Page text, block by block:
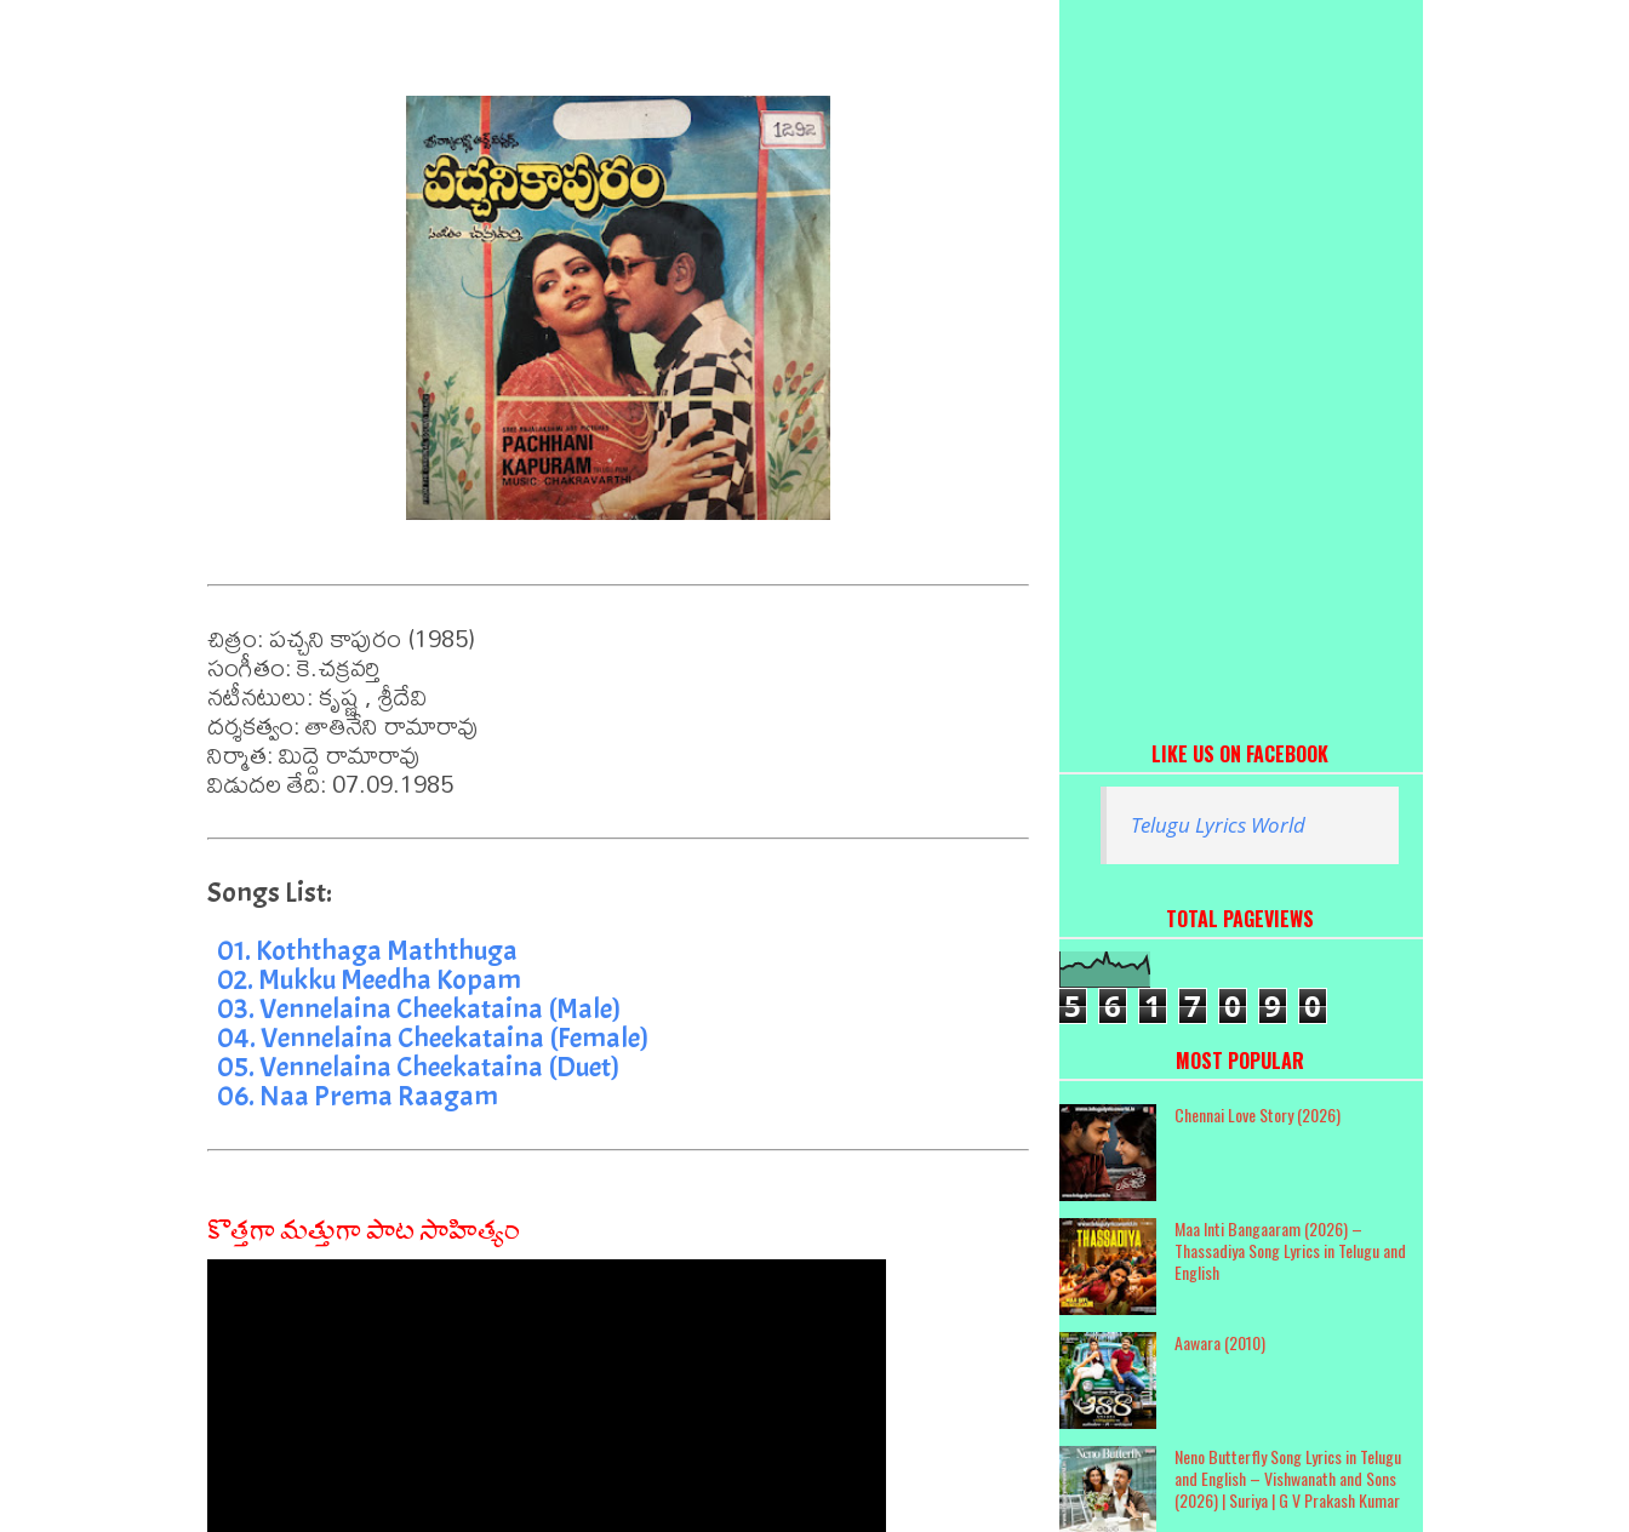
చిత్రం: పచ్చని కాపురం (1985)
సంగీతం: కె.చక్రవర్తి
నటీనటులు: కృష్ణ , శ్రీదేవి
దర్శకత్వం: తాతినేని రామారావు
నిర్మాత: మిద్దె రామారావు
విడుదల తేది: 07.09.1985
01. Koththaga Maththuga
02. Mukku Meedha Kopam
03. Vennelaina Cheekataina (Male)
04. Vennelaina Cheekataina (Female)
05. Vennelaina Cheekataina (Duet)
06. Naa Prema Raagam
కొత్తగా మత్తుగా పాట సాహిత్యం
LIKE US ON FACEBOOK
Telugu Lyrics World
TOTAL PAGEVIEWS
5 6 1 7 0 9 0
MOST POPULAR
Chennai Love Story (2026)
Maa Inti Bangaaram (2026) –
Thassadiya Song Lyrics in Telugu and
English
Aawara (2010)
Neno Butterfly Song Lyrics in Telugu
and English – Vishwanath and Sons
(2026) | Suriya | G V Prakash Kumar